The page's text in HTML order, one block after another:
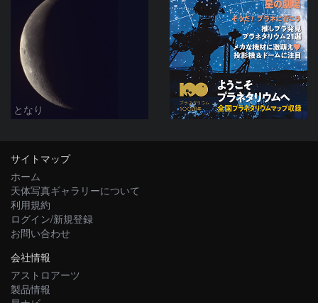
となり
サイトマップ
ホーム
天体写真ギャラリーについて
利用規約
ログイン/新規登録
お問い合わせ
会社情報
アストロアーツ
製品情報